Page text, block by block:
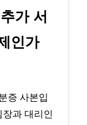
가 서
인가
증 사본입
과 대리인